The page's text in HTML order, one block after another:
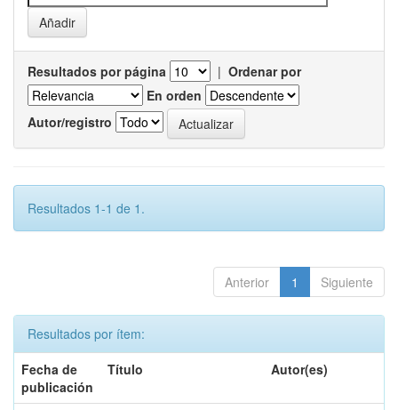
Resultados por página | Ordenar por
En orden
Autor/registro
Resultados 1-1 de 1.
Anterior 1 Siguiente
Resultados por ítem:
Fecha de
publicación
Título Autor(es)